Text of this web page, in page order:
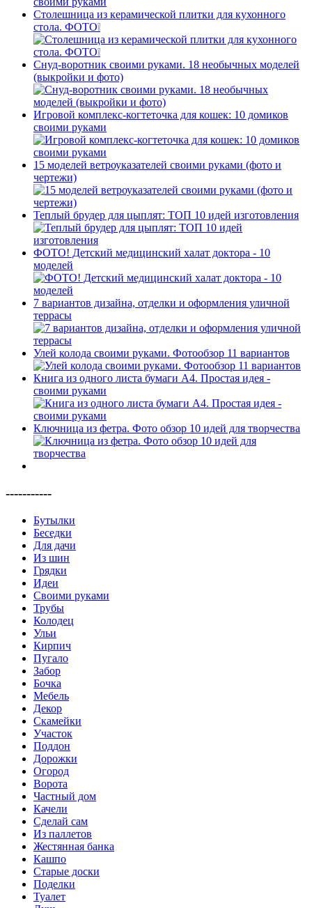
Столешница из керамической плитки для кухонного
стола. ФОТО❕
Снуд-воротник своими руками. 18 необычных моделей
(выкройки и фото)
Игровой комплекс-когтеточка для кошек: 10 домиков
своими руками
15 моделей ветроуказателей своими руками (фото и
чертежи)
Теплый брудер для цыплят: ТОП 10 идей изготовления
ФОТО! Детский медицинский халат доктора - 10
моделей
7 вариантов дизайна, отделки и оформления уличной
террасы
Улей колода своими руками. Фотообзор 11 вариантов
Книга из одного листа бумаги А4. Простая идея -
своими руками
Ключница из фетра. Фото обзор 10 идей для творчества
-----------
Бутылки
Беседки
Для дачи
Из шин
Грядки
Идеи
Своими руками
Трубы
Колодец
Ульи
Кирпич
Пугало
Забор
Бочка
Мебель
Декор
Скамейки
Участок
Поддон
Дорожки
Огород
Ворота
Частный дом
Качели
Сделай сам
Из паллетов
Жестянная банка
Кашпо
Старые доски
Поделки
Туалет